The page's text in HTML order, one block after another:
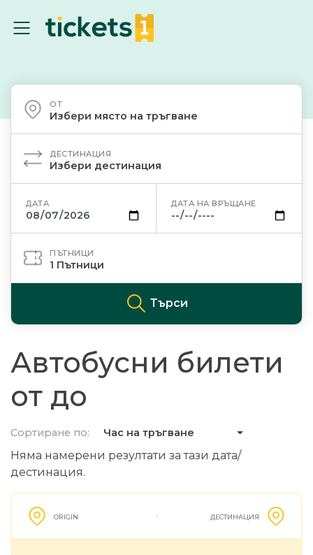
ОТ
Избери място на тръгване
ДЕСТИНАЦИЯ
Избери дестинация
ДАТА ДАТА НА ВРЪЩАНЕ
ПЪТНИЦИ
1 Пътници
Търси
Автобусни билети
от до
Сортиране по: Час на тръгване
Няма намерени резултати за тази дата/
дестинация.
ORIGIN ДЕСТИНАЦИЯ